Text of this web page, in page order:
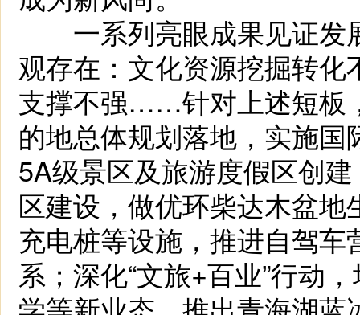
一系列亮眼成果见证发
观存在：文化资源挖掘转
支撑不强……针对上述短板
的地总体规划落地，实施
5A级景区及旅游度假区创
区建设，做优环柴达木盆
充电桩等设施，推进自驾
系；深化“文旅+百业”行动